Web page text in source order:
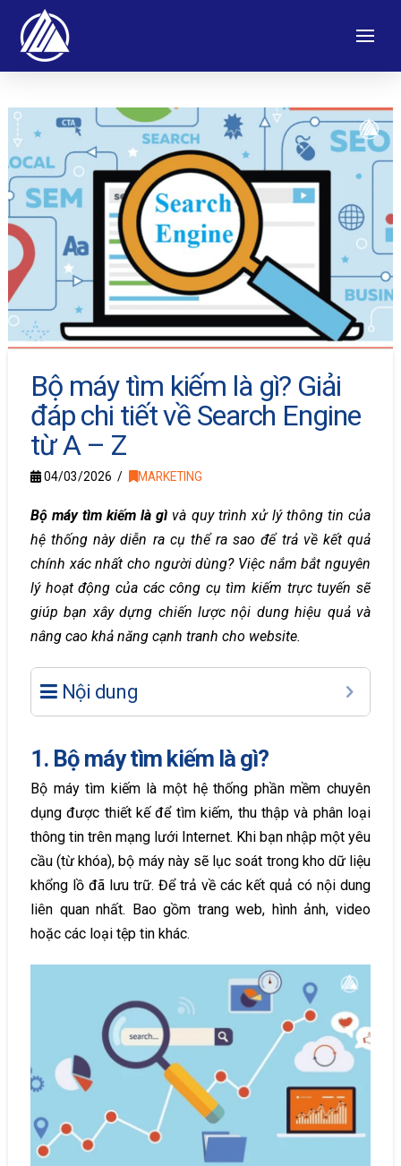
Bộ máy tìm kiếm là gì? Giải
đáp chi tiết về Search Engine
từ A – Z
04/03/2026 MARKETING
Bộ máy tìm kiếm là gì và quy trình xử lý thông tin của
hệ thống này diễn ra cụ thể ra sao để trả về kết quả
chính xác nhất cho người dùng? Việc nắm bắt nguyên
lý hoạt động của các công cụ tìm kiếm trực tuyến sẽ
giúp bạn xây dựng chiến lược nội dung hiệu quả và
nâng cao khả năng cạnh tranh cho website.
Nội dung
1. Bộ máy tìm kiếm là gì?
Bộ máy tìm kiếm là một hệ thống phần mềm chuyên
dụng được thiết kế để tìm kiếm, thu thập và phân loại
thông tin trên mạng lưới Internet. Khi bạn nhập một yêu
cầu (từ khóa), bộ máy này sẽ lục soát trong kho dữ liệu
khổng lồ đã lưu trữ. Để trả về các kết quả có nội dung
liên quan nhất. Bao gồm trang web, hình ảnh, video
hoặc các loại tệp tin khác.